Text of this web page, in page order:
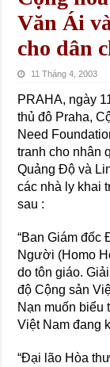
Văn Ái
cho dân
11 Tháng 4, 2003
PRAHA, ngày
thủ đô Praha,
Need
tranh cho nhân
Quảng Ðộ và
các nhà ly khai
sau :
“Ban Giám
Người (Homo
do tôn giáo.
độ Cộng sản
Nạn muốn biểu
Việt Nam đang
“Ðại lão Hòa